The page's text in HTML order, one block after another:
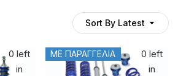
Sort By Latest
0 left
in
ΜΕ ΠΑΡΑΓΓΕΛΙΑ
0 left
in